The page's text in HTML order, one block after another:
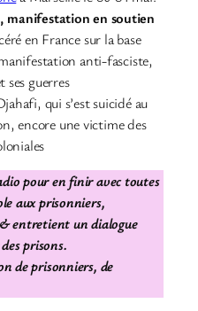
manifestation en soutien
en France sur la base
anti-fasciste,
ses guerres
qui s’est suicidé au
encore une victime des
pour en finir avec toutes
aux prisonniers,
entretient un dialogue
prisons.
de prisonniers, de